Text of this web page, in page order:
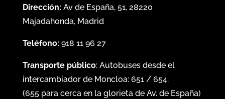
Dirección: Av de España, 51, 28220
Majadahonda, Madrid
Teléfono: 918 11 96 27
Transporte público: Autobuses desde el
intercambiador de Moncloa: 651/ 654.
(655para cerca en la glorieta de Av. de España)